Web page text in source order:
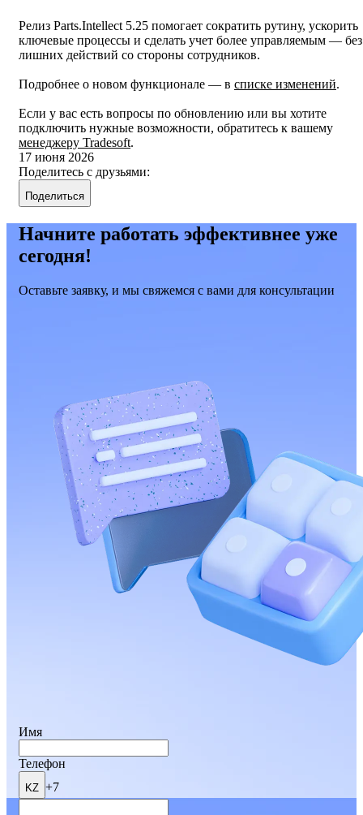
Релиз Parts.Intellect 5.25 помогает сократить рутину, ускорить
ключевые процессы и сделать учет более управляемым — без
лишних действий со стороны сотрудников.
Подробнее о новом функционале — в списке изменений.
Если у вас есть вопросы по обновлению или вы хотите
подключить нужные возможности, обратитесь к вашему
менеджеру Tradesoft.
17 июня 2026
Поделитесь с друзьями:
Поделиться
Начните работать эффективнее уже
сегодня!
Оставьте заявку, и мы свяжемся с вами для консультации
Имя
Телефон
KZ +7